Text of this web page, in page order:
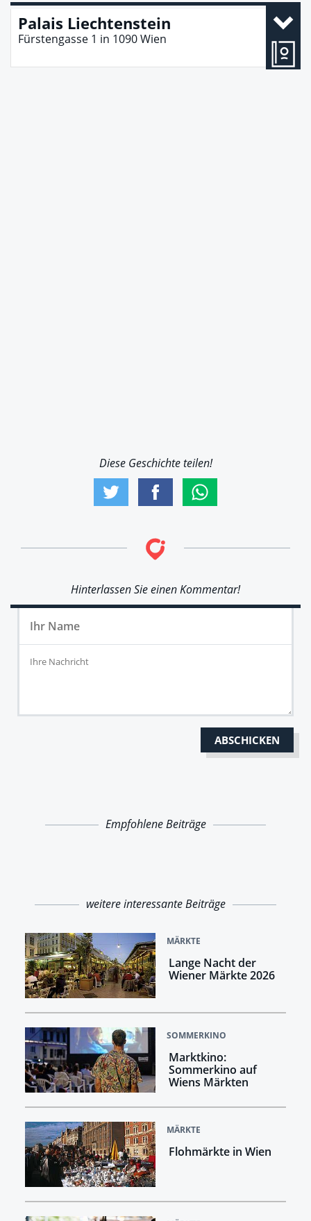
Palais Liechtenstein
Fürstengasse 1 in 1090Wien
Diese Geschichte teilen!
Hinterlassen Sie einen Kommentar!
Empfohlene Beiträge
weitere interessante Beiträge
MÄRKTE
Lange Nacht der
Wiener Märkte 2026
SOMMERKINO
Marktkino:
Sommerkino auf
Wiens Märkten
MÄRKTE
Flohmärkte in Wien